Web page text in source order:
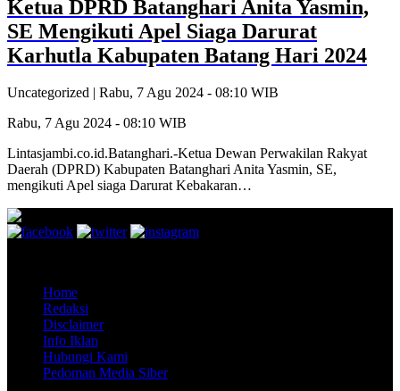
Ketua DPRD Batanghari Anita Yasmin,
SE Mengikuti Apel Siaga Darurat
Karhutla Kabupaten Batang Hari 2024
Uncategorized | Rabu, 7 Agu 2024 - 08:10 WIB
Rabu, 7 Agu 2024 - 08:10 WIB
Lintasjambi.co.id.Batanghari.-Ketua Dewan Perwakilan Rakyat
Daerah (DPRD) Kabupaten Batanghari Anita Yasmin, SE,
mengikuti Apel siaga Darurat Kebakaran…
Home
Redaksi
Disclaimer
Info Iklan
Hubungi Kami
Pedoman Media Siber